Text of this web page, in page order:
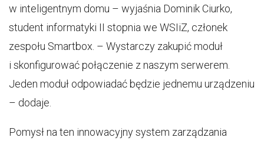
w inteligentnym domu – wyjaśnia Dominik Ciurko,
student informatyki II stopnia we WSIiZ, członek
zespołu Smartbox. – Wystarczy zakupić moduł
i skonfigurować połączenie z naszym serwerem.
Jeden moduł odpowiadać będzie jednemu urządzeniu
– dodaje.
Pomysł na ten innowacyjny system zarządzania